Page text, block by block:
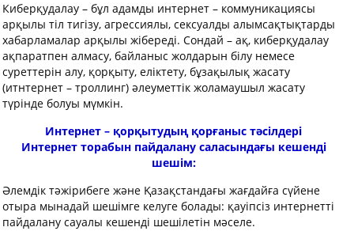
Киберқудалау – бұл адамды интернет – коммуникациясы
арқылы тіл тигізу, агрессиялы, сексуалды алымсақтықтарды
хабарламалар арқылы жібереді. Сондай – ақ, киберқудалау
ақпаратпен алмасу, байланыс жолдарын білу немесе
суреттерін алу, қорқыту, еліктету, бұзақылық жасату
(итнтернет – троллинг) әлеуметтік жоламаушыл жасату
түрінде болуы мүмкін.
Интернет – қорқытудың қорғаныс тәсілдері
Интернет торабын пайдалану саласындағы кешенді
шешім:
Әлемдік тәжірибеге және Қазақстандағы жағдайға сүйене
отыра мынадай шешімге келуге болады: қауіпсіз интернетті
пайдалану сауалы кешенді шешілетін мәселе.